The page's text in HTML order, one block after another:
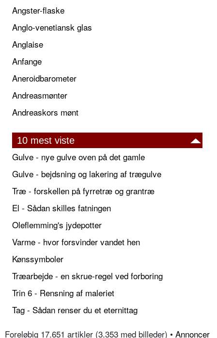
Angster-flaske
Anglo-venetiansk glas
Anglaise
Anfange
Aneroidbarometer
Andreasmønter
Andreaskors mønt
10 mest viste
Gulve - nye gulve oven på det gamle
Gulve - bejdsning og lakering af trægulve
Træ - forskellen på fyrretræ og grantræ
El - Sådan skilles fatningen
Oleflemming's jydepotter
Varme - hvor forsvinder vandet hen
Kønssymboler
Træarbejde - en skrue-regel ved forboring
Trin 6 - Rensning af maleriet
Tag - Sådan renser du et eternittag
Foreløbig 17.651 artikler (3.353 med billeder) • Annoncer